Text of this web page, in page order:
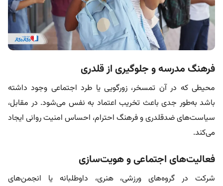
فرهنگ مدرسه و جلوگیری از قلدری
محیطی که در آن تمسخر، زورگویی یا طرد اجتماعی وجود داشته
باشد به‌طور جدی باعث تخریب اعتماد به نفس می‌شود. در مقابل،
سیاست‌های ضدقلدری و فرهنگ احترام، احساس امنیت روانی ایجاد
می‌کند.
فعالیت‌های اجتماعی و هویت‌سازی
شرکت در گروه‌های ورزشی، هنری، داوطلبانه یا انجمن‌های